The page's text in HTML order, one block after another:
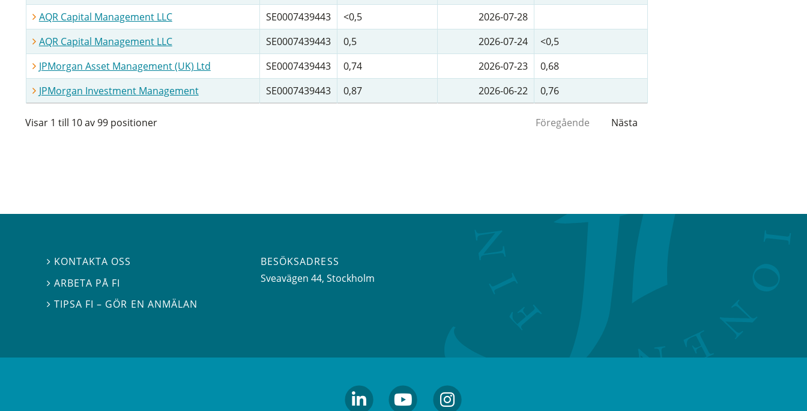
AQR Capital Management LLC
SE0007439443 <0,5
2026-07-28
AQR Capital Management LLC
SE0007439443 0,5 2026-07-24
<0,5
JPMorgan Asset Management (UK) Ltd
SE0007439443 0,74 2026-07-23
0,68
JPMorgan Investment Management
SE0007439443 0,87 2026-06-22 0,76
Visar 1 till 10 av 99 positioner Föregående Nästa
 KONTAKTA OSS
 ARBETA PÅ FI
TIPSA FI – GÖR EN ANMÄLAN
BESÖKSADRESS
Sveavägen 44, Stockholm